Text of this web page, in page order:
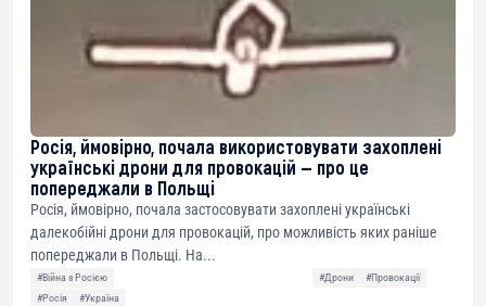
Росія, ймовірно, почала використовувати захоплені
українські дрони для провокацій — про це
попереджали в Польщі
Росія, ймовірно, почала застосовувати захоплені українські
далекобійні дрони для провокацій, про можливість яких раніше
попереджали в Польщі. На...
#Війна з Росією #Дрони
#Провокації
#Росія
#Україна